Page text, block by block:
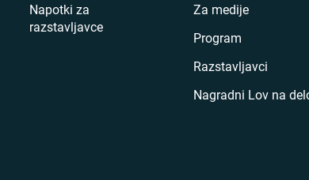
Napotki za
razstavljavce
Za medije
Program
Razstavljavci
Nagradni Lov na